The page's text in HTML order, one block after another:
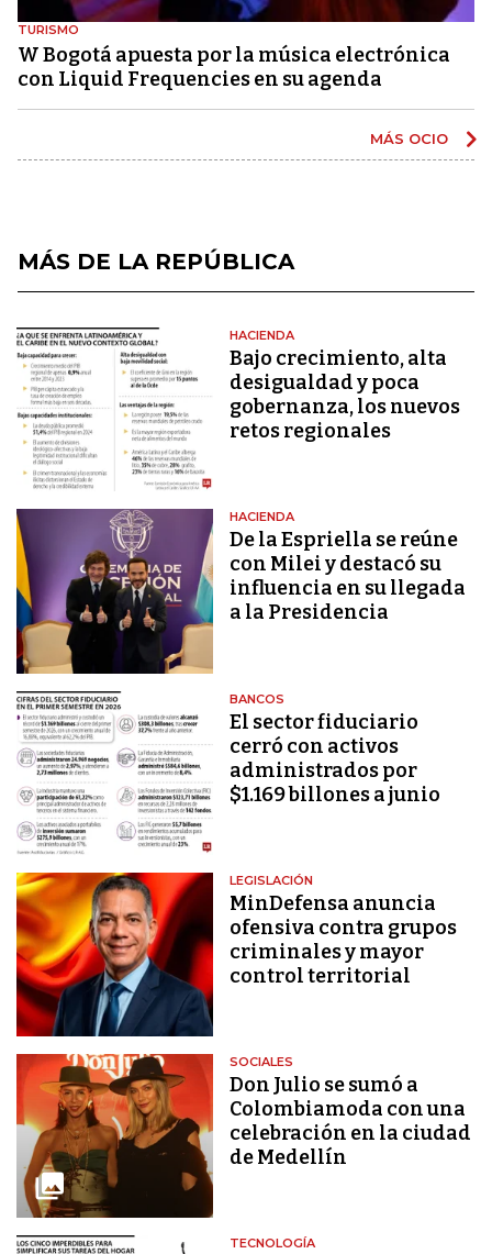
TURISMO
W Bogotá apuesta por la música electrónica
con Liquid Frequencies en su agenda
MÁS OCIO
MÁS DE LA REPÚBLICA
HACIENDA
Bajo crecimiento, alta
desigualdad y poca
gobernanza, los nuevos
retos regionales
HACIENDA
De la Espriella se reúne
con Milei y destacó su
influencia en su llegada
a la Presidencia
BANCOS
El sector fiduciario
cerró con activos
administrados por
$1.169 billones a junio
LEGISLACIÓN
MinDefensa anuncia
ofensiva contra grupos
criminales y mayor
control territorial
SOCIALES
Don Julio se sumó a
Colombiamoda con una
celebración en la ciudad
de Medellín
TECNOLOGÍA